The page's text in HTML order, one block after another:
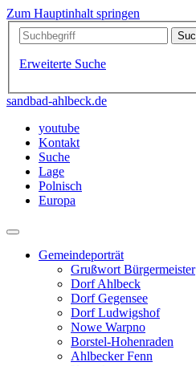
Zum Hauptinhalt springen
Erweiterte Suche
sandbad-ahlbeck.de
youtube
Kontakt
Suche
Lage
Polnisch
Europa
Gemeindeporträt
Grußwort Bürgermeister
Dorf Ahlbeck
Dorf Gegensee
Dorf Ludwigshof
Nowe Warpno
Borstel-Hohenraden
Ahlbecker Fenn